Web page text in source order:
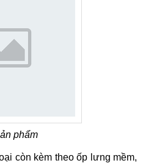
phẩm
còn kèm theo ốp lưng mềm,